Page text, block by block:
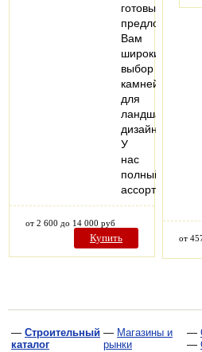
готовы
предложить
Вам
широкий
выбор
камней
для
ландшафтного
дизайна.
У
нас
полный
ассортимент…
от 2 600 до 14 000 руб
Купить от
— Строительный
каталог
— Магазины и
рынки
—
—